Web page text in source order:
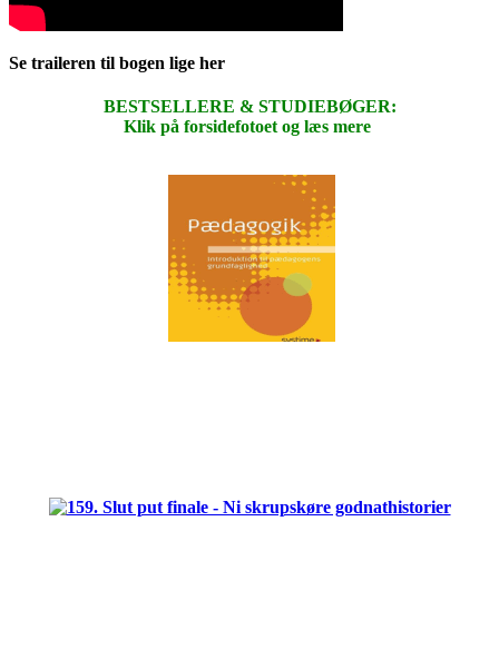
Se traileren til bogen lige her
BESTSELLERE & STUDIEBØGER:
Klik på forsidefotoet og læs mere